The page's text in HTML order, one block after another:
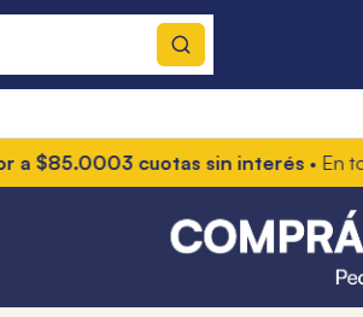
3 cuotas sin interés• En todas